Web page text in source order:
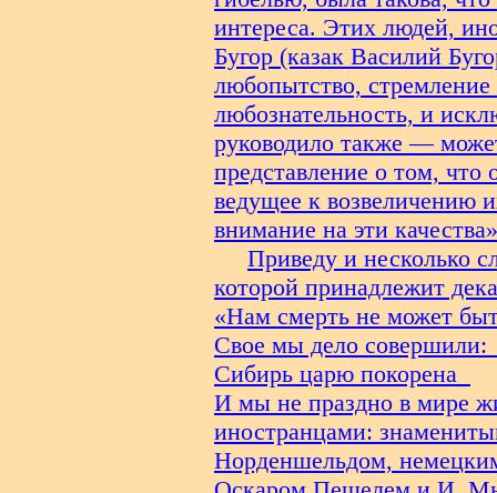
интереса. Этих людей,
Бугор (казак Василий
любопытство,
любознательность, и
руководило также —
представление о том, что
ведущее к возвеличению
внимание на эти
Приведу и несколько
которой принадлежит
«Нам смерть не может
Свое мы дело совершили:
Сибирь царю покорена
И мы не праздно в мире
иностранцами:
Норденшельдом,